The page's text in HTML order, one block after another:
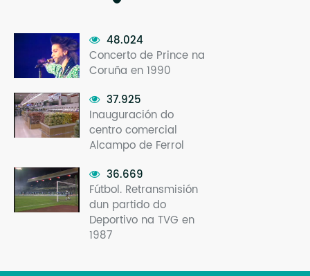
48.024
Concerto de Prince na
Coruña en 1990
37.925
Inauguración do
centro comercial
Alcampo de Ferrol
36.669
Fútbol. Retransmisión
dun partido do
Deportivo na TVG en
1987